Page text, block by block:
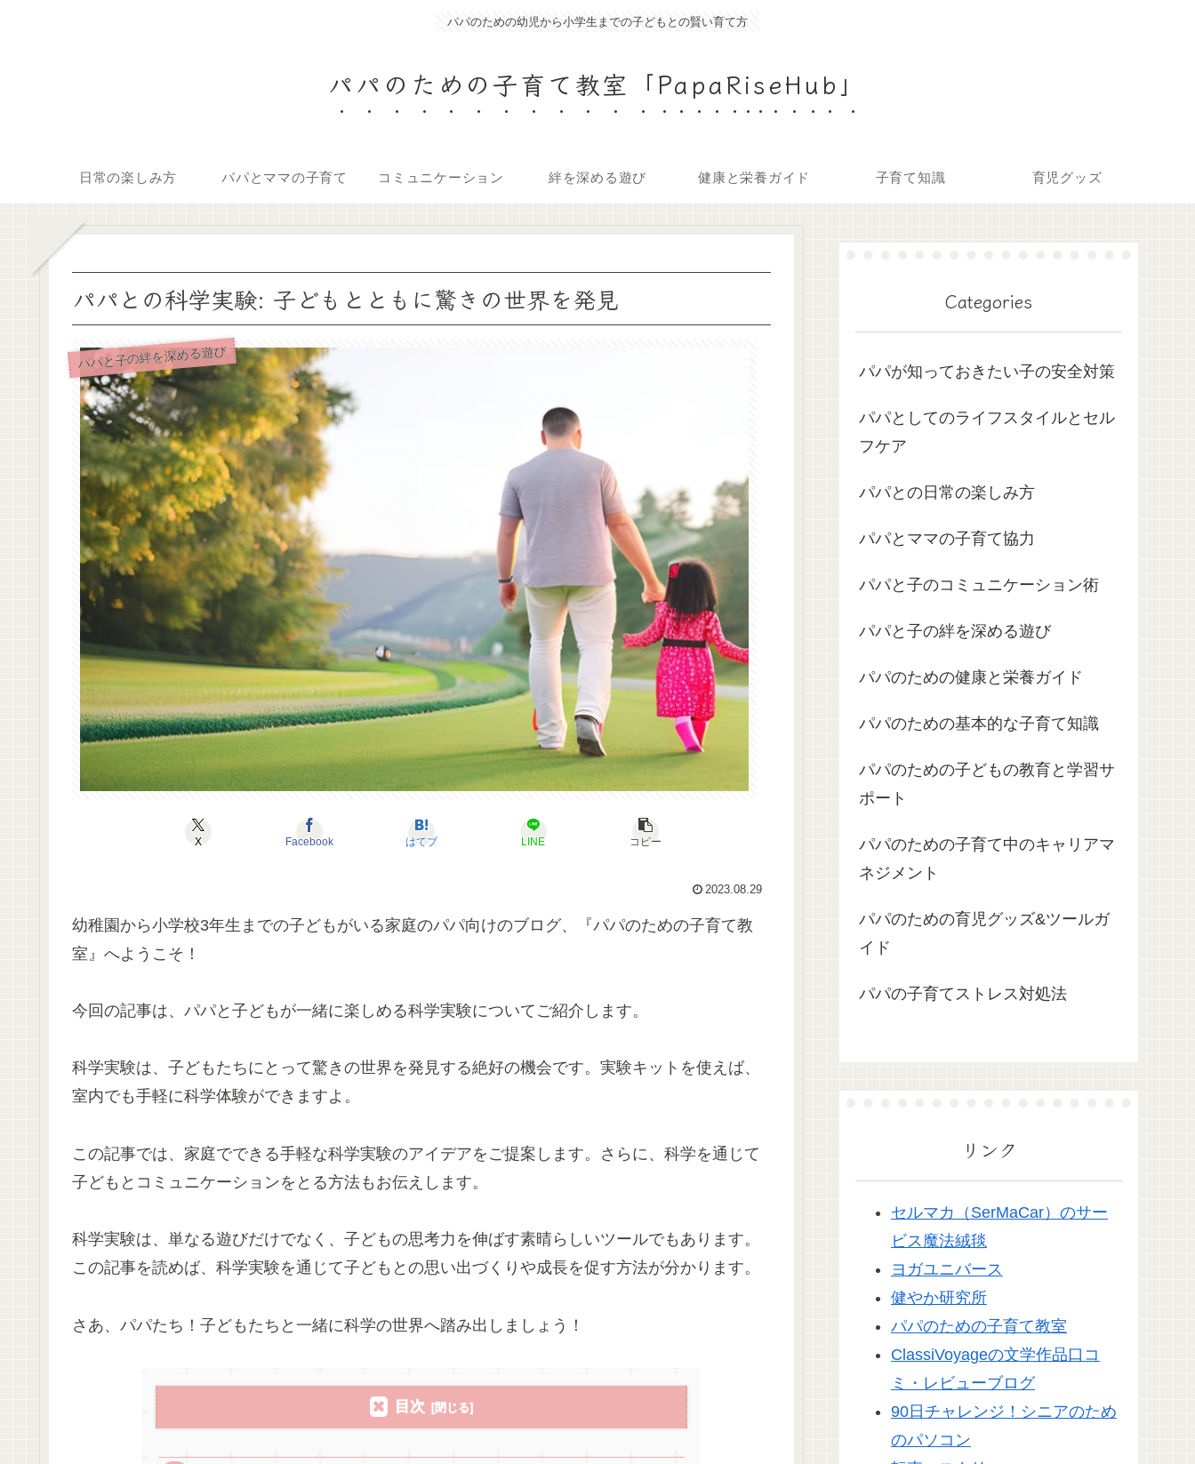
パパのための幼児から小学生までの子どもとの賢い育て方
パパのための子育て教室「PapaRiseHub」
日常の楽しみ方 パパとママの子育て コミュニケーション 絆を深める遊び 健康と栄養ガイド 子育て知識 育児グッズ
パパとの科学実験: 子どもとともに驚きの世界を発見
パパと子の絆を深める遊び
X Facebook はてブ LINE コピー
2023.08.29
幼稚園から小学校3年生までの子どもがいる家庭のパパ向けのブログ、『パパのための子育て教
室』へようこそ！
今回の記事は、パパと子どもが一緒に楽しめる科学実験についてご紹介します。
科学実験は、子どもたちにとって驚きの世界を発見する絶好の機会です。実験キットを使えば、
室内でも手軽に科学体験ができますよ。
この記事では、家庭でできる手軽な科学実験のアイデアをご提案します。さらに、科学を通じて
子どもとコミュニケーションをとる方法もお伝えします。
科学実験は、単なる遊びだけでなく、子どもの思考力を伸ばす素晴らしいツールでもあります。
この記事を読めば、科学実験を通じて子どもとの思い出づくりや成長を促す方法が分かります。
さあ、パパたち！子どもたちと一緒に科学の世界へ踏み出しましょう！
目次
Categories
パパが知っておきたい子の安全対策
パパとしてのライフスタイルとセル
フケア
パパとの日常の楽しみ方
パパとママの子育て協力
パパと子のコミュニケーション術
パパと子の絆を深める遊び
パパのための健康と栄養ガイド
パパのための基本的な子育て知識
パパのための子どもの教育と学習サ
ポート
パパのための子育て中のキャリアマ
ネジメント
パパのための育児グッズ&ツールガ
イド
パパの子育てストレス対処法
リンク
セルマカ（SerMaCar）のサー
ビス魔法絨毯
ヨガユニバース
健やか研究所
パパのための子育て教室
ClassiVoyageの文学作品口コ
ミ・レビューブログ
90日チャレンジ！シニアのため
のパソコン